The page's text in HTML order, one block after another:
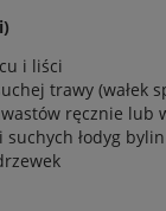
i liści
trawy (wałek
ręcznie lub
łodyg bylin